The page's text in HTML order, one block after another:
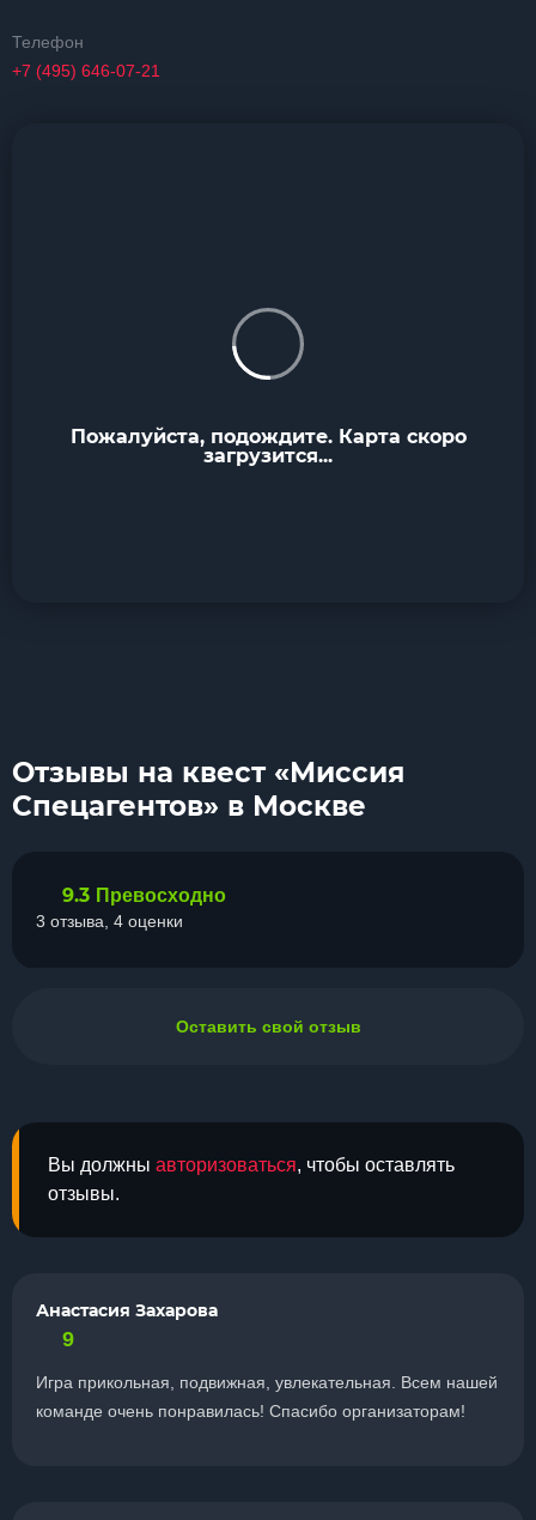
Телефон
+7 (495) 646-07-21
Пожалуйста, подождите. Карта скоро
загрузится...
Отзывы на квест «Миссия
Спецагентов» в Москве
Вы должны авторизоваться, чтобы оставлять
отзывы.
Анастасия Захарова
9
Игра прикольная, подвижная, увлекательная. Всем нашей
команде очень понравилась! Спасибо организаторам!
9.3 Превосходно
3 отзыва, 4 оценки
Оставить свой отзыв